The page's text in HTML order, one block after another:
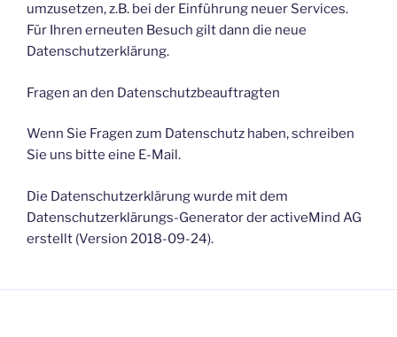
umzusetzen, z.B. bei der Einführung neuer Services.
Für Ihren erneuten Besuch gilt dann die neue
Datenschutzerklärung.
Fragen an den Datenschutzbeauftragten
Wenn Sie Fragen zum Datenschutz haben, schreiben
Sie uns bitte eine E-Mail.
Die Datenschutzerklärung wurde mit dem
Datenschutzerklärungs-Generator der activeMind AG
erstellt (Version 2018-09-24).